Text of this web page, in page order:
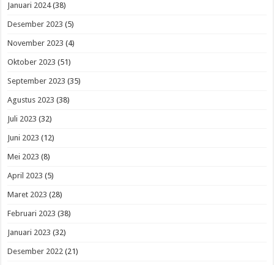
Januari 2024(38)
Desember 2023 (5)
November 2023 (4)
Oktober 2023 (51)
September 2023 (35)
Agustus 2023 (38)
Juli 2023 (32)
Juni 2023 (12)
Mei 2023 (8)
April 2023 (5)
Maret 2023 (28)
Februari 2023 (38)
Januari 2023 (32)
Desember 2022 (21)